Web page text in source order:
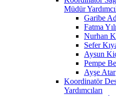
Müdür
Garibe
Fatma
Nurhan
Sefer
Aysun
Pempe
Ayşe Atar
Koordinatör
Yardımcıları